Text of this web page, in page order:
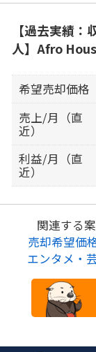
【過去実績
人】Afro
希望売却価格
売上/月（直
近）
利益/月（直
近）
関連する
売却希望価
エンタメ・